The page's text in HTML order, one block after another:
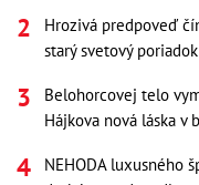
Hrozivá predpoveď
starý svetový
Belohorcovej telo
Hájkova nová láska v
NEHODA luxusného